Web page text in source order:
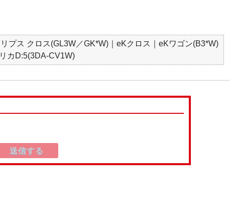
プス クロス(GL3W／GK*W)｜eKクロス｜eKワゴン(B3*W)
カD:5(3DA-CV1W)